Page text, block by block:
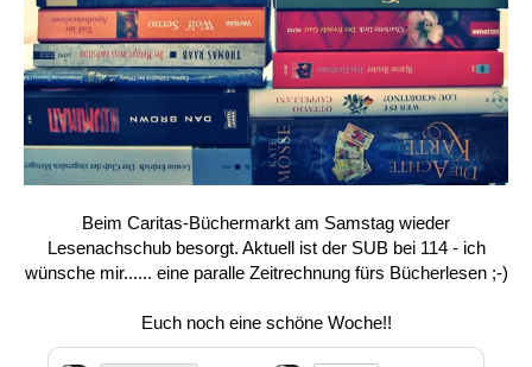
Beim Caritas-Büchermarkt am Samstag wieder
Lesenachschub besorgt. Aktuell ist der SUB bei 114 - ich
wünsche mir...... eine paralle Zeitrechnung fürs Bücherlesen ;-)
Euch noch eine schöne Woche!!